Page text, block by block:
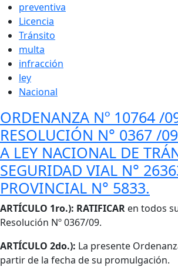
preventiva
Licencia
Tránsito
multa
infracción
ley
Nacional
ORDENANZA Nº 10764 /
RESOLUCIÓN N° 0367 /
A LEY NACIONAL DE
SEGURIDAD VIAL N°
PROVINCIAL N° 5833.
Cuerpo
ARTÍCULO 1ro.): RATIFICAR en todos
Resolución Nº 0367/09.
ARTÍCULO 2do.): La presente
partir de la fecha de su promulgación.